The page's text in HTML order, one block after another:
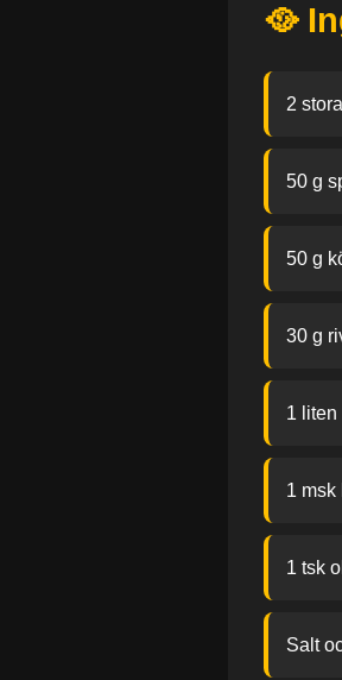
🥘
2
50 g
50 g
30 g
1 liten
1 msk
1 tsk
Salt